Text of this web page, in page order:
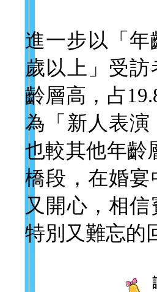
進一步以「
歲以上」受
齡層高，占
為「新人表
也較其他年齡
橋段，在婚
又開心，相
特別又難忘的